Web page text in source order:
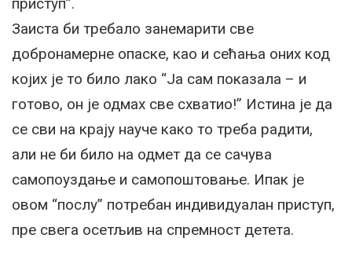
Заиста би требало занемарити све
добронамерне опаске, као и сећања оних код
којих је то било лако “Ја сам показала – и
готово, он је одмах све схватио!” Истина је да
се сви на крају науче како то треба радити,
али не би било на одмет да се сачува
самопоуздање и самопоштовање. Ипак је
овом “послу” потребан индивидуалан приступ,
пре свега осетљив на спремност детета.